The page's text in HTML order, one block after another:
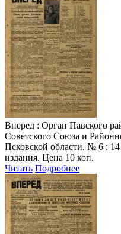
Вперед : Орган Павского
Советского Союза и
Псковской области. № 6 : 14
издания. Цена 10 коп.
Читать Подробнее